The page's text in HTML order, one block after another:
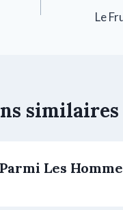
Le
similaires
Les